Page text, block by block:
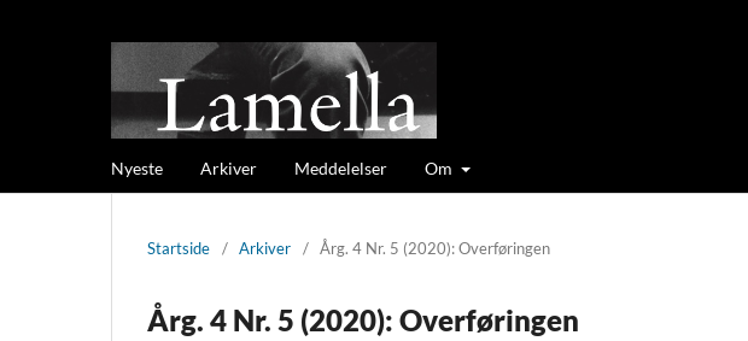
Nyeste Arkiver Meddelelser Om
Startside / Arkiver / Årg. 4 Nr. 5 (2020): Overføringen
Årg. 4 Nr. 5 (2020): Overføringen